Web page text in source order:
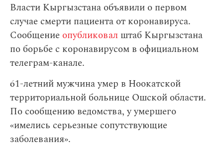
Власти Кыргызстана объявили о первом
случае смерти пациента от коронавируса.
Сообщение опубликовал штаб Кыргызстана
по борьбе с коронавирусом в официальном
телеграм-канале.
61-летний мужчина умер в Ноокатской
территориальной больнице Ошской области.
По сообщению ведомства, у умершего
«имелись серьезные сопутствующие
заболевания».